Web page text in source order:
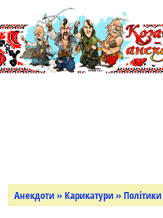
Анекдоти»Карикатури»Політики